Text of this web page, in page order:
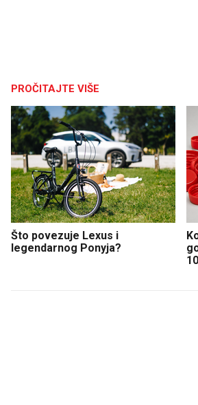
PROČITAJTE VIŠE
Što povezuje Lexus i
legendarnog Ponyja?